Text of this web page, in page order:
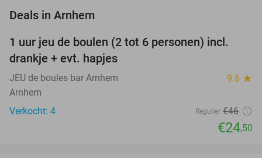
Deals in Arnhem
47%
NEW
TODAY
1 uur jeu de boulen (2 tot 6 personen) incl.
drankje + evt. hapjes
JEU de boules bar Arnhem 9.6 star
Arnhem
Verkocht: 4
Regulier €46
€24,50